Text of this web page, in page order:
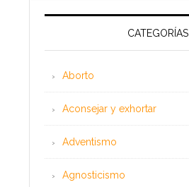
CATEGORÍAS
Aborto
Aconsejar y exhortar
Adventismo
Agnosticismo